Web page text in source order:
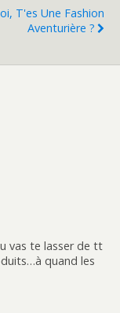
T'es Une Fashion
Aventurière ?
vas te lasser de tt
quand les